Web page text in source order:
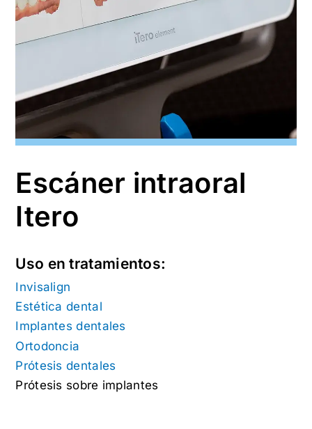
Escáner intraoral
Itero
Uso en tratamientos:
Invisalign
Estética dental
Implantes dentales
Ortodoncia
Prótesis dentales
Prótesis sobre implantes